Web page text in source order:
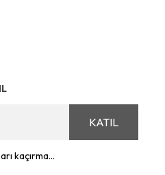
KATIL
kaçırma...